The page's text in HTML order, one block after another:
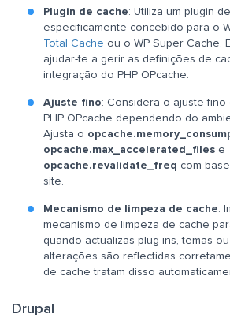
Plugin de cache: Utiliza um plugin
especificamente concebido para o
Total Cache ou o WP Super Cache.
ajudar-te a gerir as definições de
integração do PHP OPcache.
Ajuste fino: Considera o ajuste
PHP OPcache dependendo do
Ajusta o
opcache.max_accelerated_files e
opcache.revalidate_freq com
site.
Mecanismo de limpeza de cache:
mecanismo de limpeza de cache
quando actualizas plug-ins, temas
alterações são reflectidas
de cache tratam disso
Drupal